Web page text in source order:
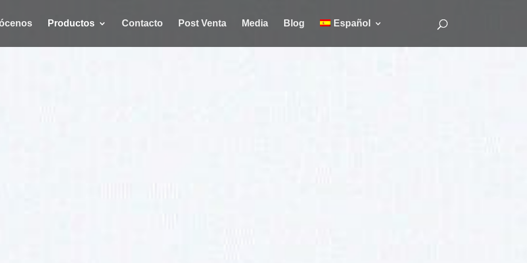
Productos Contacto Post Venta Media Blog Español